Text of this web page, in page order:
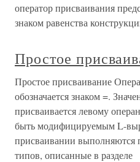
оператор присваивания
знаком равенства
Простое
Простое присваивание
обозначается знаком =.
присваивается левому
быть модифицируемым L-
присваивании выполняются
типов, описанные в разделе